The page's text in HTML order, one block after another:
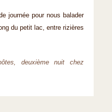
journée pour nous balader
du petit lac, entre rizières
deuxième nuit chez